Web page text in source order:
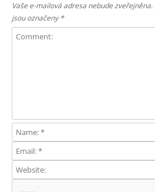
Vaše e-mailová adresa nebude zveřejněna.
jsou označeny*